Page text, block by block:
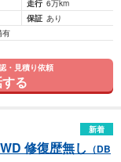
走行 6万km
保証 あり
有
・見積り依頼
る
新着
修復歴無し （DB